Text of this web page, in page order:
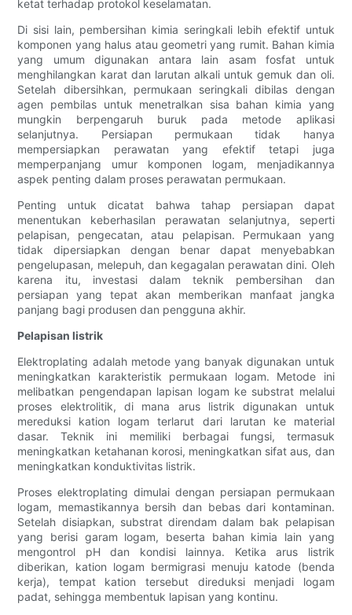
ketat terhadap protokol keselamatan.
Di sisi lain, pembersihan kimia seringkali lebih efektif untuk
komponen yang halus atau geometri yang rumit. Bahan kimia
yang umum digunakan antara lain asam fosfat untuk
menghilangkan karat dan larutan alkali untuk gemuk dan oli.
Setelah dibersihkan, permukaan seringkali dibilas dengan
agen pembilas untuk menetralkan sisa bahan kimia yang
mungkin berpengaruh buruk pada metode aplikasi
selanjutnya. Persiapan permukaan tidak hanya
mempersiapkan perawatan yang efektif tetapi juga
memperpanjang umur komponen logam, menjadikannya
aspek penting dalam proses perawatan permukaan.
Penting untuk dicatat bahwa tahap persiapan dapat
menentukan keberhasilan perawatan selanjutnya, seperti
pelapisan, pengecatan, atau pelapisan. Permukaan yang
tidak dipersiapkan dengan benar dapat menyebabkan
pengelupasan, melepuh, dan kegagalan perawatan dini. Oleh
karena itu, investasi dalam teknik pembersihan dan
persiapan yang tepat akan memberikan manfaat jangka
panjang bagi produsen dan pengguna akhir.
Pelapisan listrik
Elektroplating adalah metode yang banyak digunakan untuk
meningkatkan karakteristik permukaan logam. Metode ini
melibatkan pengendapan lapisan logam ke substrat melalui
proses elektrolitik, di mana arus listrik digunakan untuk
mereduksi kation logam terlarut dari larutan ke material
dasar. Teknik ini memiliki berbagai fungsi, termasuk
meningkatkan ketahanan korosi, meningkatkan sifat aus, dan
meningkatkan konduktivitas listrik.
Proses elektroplating dimulai dengan persiapan permukaan
logam, memastikannya bersih dan bebas dari kontaminan.
Setelah disiapkan, substrat direndam dalam bak pelapisan
yang berisi garam logam, beserta bahan kimia lain yang
mengontrol pH dan kondisi lainnya. Ketika arus listrik
diberikan, kation logam bermigrasi menuju katode (benda
kerja), tempat kation tersebut direduksi menjadi logam
padat, sehingga membentuk lapisan yang kontinu.